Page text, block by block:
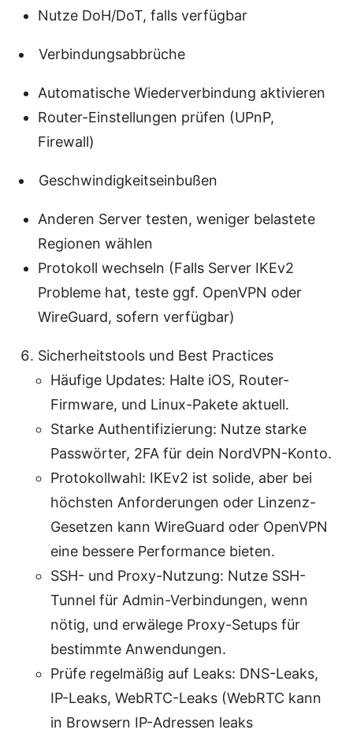
Nutze DoH/DoT, falls verfügbar
Verbindungsabbrüche
Automatische Wiederverbindung aktivieren
Router-Einstellungen prüfen (UPnP,
Firewall)
Geschwindigkeitseinbußen
Anderen Server testen, weniger belastete
Regionen wählen
Protokoll wechseln (Falls Server IKEv2
Probleme hat, teste ggf. OpenVPN oder
WireGuard, sofern verfügbar)
Sicherheitstools und Best Practices
Häufige Updates: Halte iOS, Router-
Firmware, und Linux-Pakete aktuell.
Starke Authentifizierung: Nutze starke
Passwörter, 2FA für dein NordVPN-Konto.
Protokollwahl: IKEv2 ist solide, aber bei
höchsten Anforderungen oder Linzenz-
Gesetzen kann WireGuard oder OpenVPN
eine bessere Performance bieten.
SSH- und Proxy-Nutzung: Nutze SSH-
Tunnel für Admin-Verbindungen, wenn
nötig, und erwälege Proxy-Setups für
bestimmte Anwendungen.
Prüfe regelmäßig auf Leaks: DNS-Leaks,
IP-Leaks, WebRTC-Leaks (WebRTC kann
in Browsern IP-Adressen leaks